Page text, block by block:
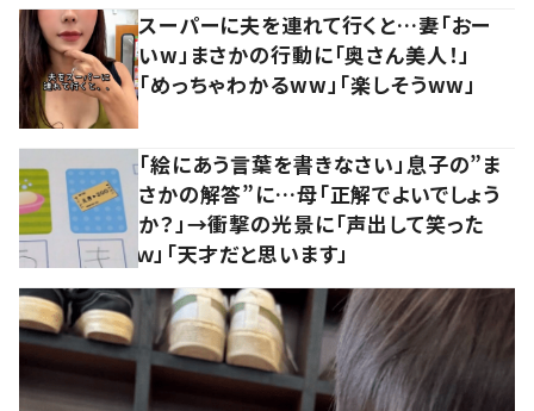
スーパーに夫を連れて行くと…妻「おー
いw」まさかの行動に「奥さん美人！」
「めっちゃわかるww」「楽しそうww」
「絵にあう言葉を書きなさい」息子の”ま
さかの解答”に…母「正解でよいでしょう
か？」→衝撃の光景に「声出して笑った
ｗ」「天才だと思います」